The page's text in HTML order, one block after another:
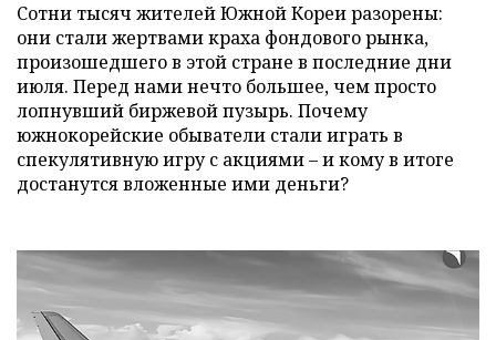
Сотни тысяч жителей Южной Кореи разорены:
они стали жертвами краха фондового рынка,
произошедшего в этой стране в последние дни
июля. Перед нами нечто большее, чем просто
лопнувший биржевой пузырь. Почему
южнокорейские обыватели стали играть в
спекулятивную игру с акциями – и кому в итоге
достанутся вложенные ими деньги?